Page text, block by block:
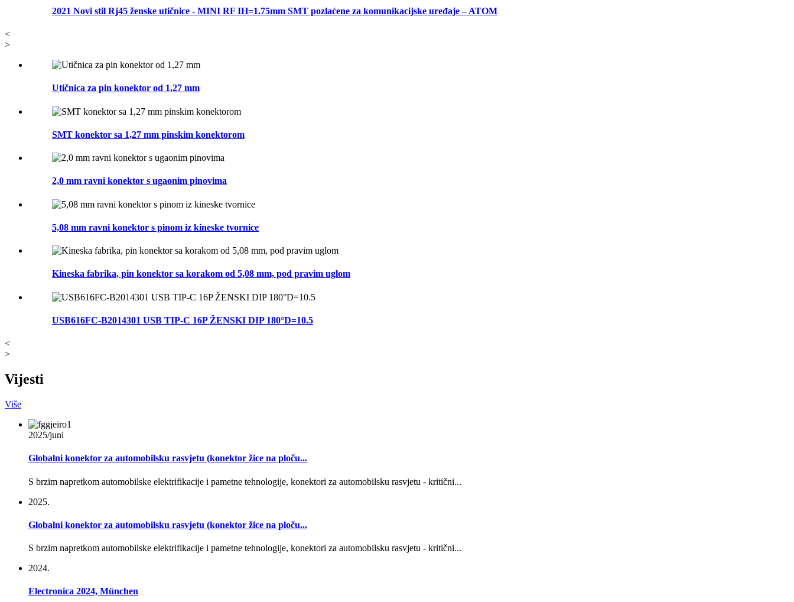
2021 Novi stil Rj45 ženske utičnice - MINI RF IH=1.75mm SMT pozlaćene za komunikacijske uređaje – ATOM
<
>
Utičnica za pin konektor od 1,27 mm
SMT konektor sa 1,27 mm pinskim konektorom
2,0 mm ravni konektor s ugaonim pinovima
5,08 mm ravni konektor s pinom iz kineske tvornice
Kineska fabrika, pin konektor sa korakom od 5,08 mm, pod pravim uglom
USB616FC-B2014301 USB TIP-C 16P ŽENSKI DIP 180°D=10.5
<
>
Vijesti
Više
2025/juni
Globalni konektor za automobilsku rasvjetu (konektor žice na ploču...
S brzim napretkom automobilske elektrifikacije i pametne tehnologije, konektori za automobilsku rasvjetu - kritični...
2025.
Globalni konektor za automobilsku rasvjetu (konektor žice na ploču...
S brzim napretkom automobilske elektrifikacije i pametne tehnologije, konektori za automobilsku rasvjetu - kritični...
2024.
Electronica 2024, München